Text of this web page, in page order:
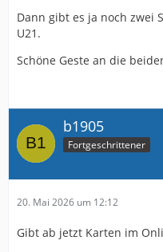
Dann gibt es ja noch zwei
U21.
Schöne Geste an die
b1905
Fortgeschrittener
20. Mai 2026 um 12:12
Gibt ab jetzt Karten im